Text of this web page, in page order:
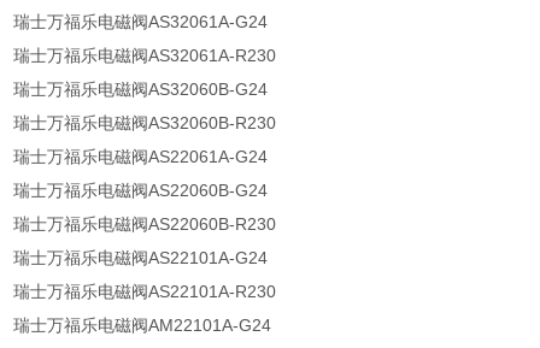
瑞士万福乐电磁阀AS32061A-G24
瑞士万福乐电磁阀AS32061A-R230
瑞士万福乐电磁阀AS32060B-G24
瑞士万福乐电磁阀AS32060B-R230
瑞士万福乐电磁阀AS22061A-G24
瑞士万福乐电磁阀AS22060B-G24
瑞士万福乐电磁阀AS22060B-R230
瑞士万福乐电磁阀AS22101A-G24
瑞士万福乐电磁阀AS22101A-R230
瑞士万福乐电磁阀AM22101A-G24